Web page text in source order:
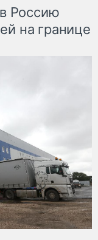
Россию
на границе